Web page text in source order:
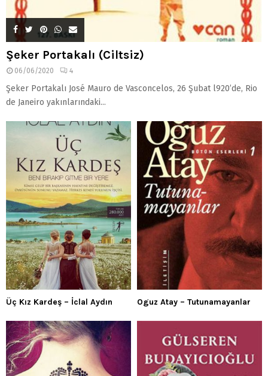
Şeker Portakalı (Ciltsiz)
06/06/2020 4
Şeker Portakalı José Mauro de Vasconcelos, 26 Şubat l920’de, Rio
de Janeiro yakınlarındaki...
Üç Kız Kardeş – İclal Aydın Oguz Atay – Tutunamayanlar